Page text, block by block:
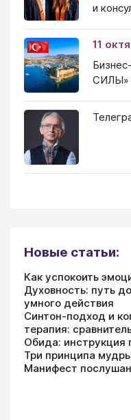
и
11
СИЛЫ»
Новые статьи:
Как успокоить
Духовность: путь
умного действия
Синтон-подход и
терапия:
Обида: инструкция
Три принципа
Манифест